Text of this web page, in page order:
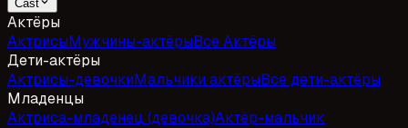
Cast
Актёры
АктрисыМужчины-актёрыВсе Актёры
Дети-актёры
Актрисы-девочкиМальчики актёрыВсе дети-актёры
Младенцы
Актриса-младенец (девочка)Актёр-мальчик